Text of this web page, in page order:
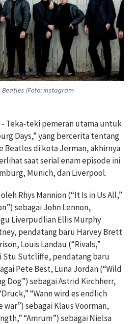
(Foto: instagram
- Teka-teki pemeran utama untuk
Days,” yang bercerita tentang
Beatles di kota Jerman, akhirnya
saat serial enam episode ini
Munich, dan Liverpool.
Rhys Mannion (“It Is in Us All,”
sebagai John Lennon,
Liverpudlian Ellis Murphy
pendatang baru Harvey Brett
Louis Landau (“Rivals,”
Stu Sutcliffe, pendatang baru
Pete Best, Luna Jordan (“Wild
Dog”) sebagai Astrid Kirchherr,
“Wann wird es endlich
war”) sebagai Klaus Voorman,
“Amrum”) sebagai Nielsa